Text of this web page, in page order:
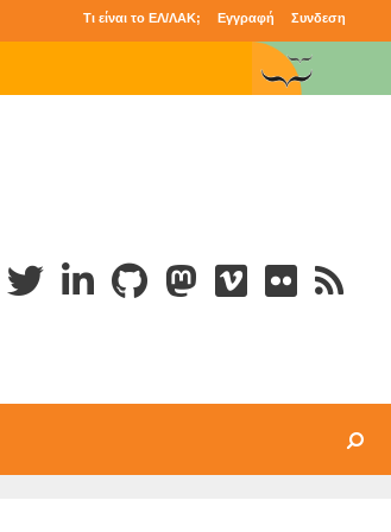
Τι είναι το ΕΛ/ΛΑΚ; Εγγραφή Συνδεση
Search